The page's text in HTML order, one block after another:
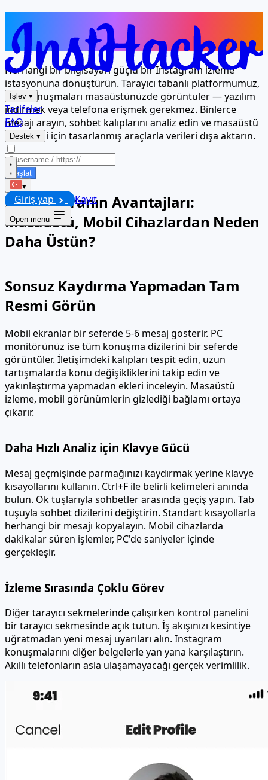
İşlev ▾
Tarifeler
FAQ
Destek ▾
▾
Giriş yap Kayıt
Open menu
Bilgisayarınız Artık Bir Instagram
Mesaj Görüntüleyicisi
Herhangi bir bilgisayarı güçlü bir Instagram izleme
istasyonuna dönüştürün. Tarayıcı tabanlı platformumuz,
özel konuşmaları masaüstünüzde görüntüler — yazılım
indirmek veya telefona erişmek gerekmez. Binlerce
mesajı arayın, sohbet kalıplarını analiz edin ve masaüstü
verimliliği için tasarlanmış araçlarla verileri dışa aktarın.
Başlat
Büyük Ekranın Avantajları:
Masaüstü, Mobil Cihazlardan Neden
Daha Üstün?
Sonsuz Kaydırma Yapmadan Tam
Resmi Görün
Mobil ekranlar bir seferde 5-6 mesaj gösterir. PC
monitörünüz ise tüm konuşma dizilerini bir seferde
görüntüler. İletişimdeki kalıpları tespit edin, uzun
tartışmalarda konu değişikliklerini takip edin ve
yakınlaştırma yapmadan ekleri inceleyin. Masaüstü
izleme, mobil görünümlerin gizlediği bağlamı ortaya
çıkarır.
Daha Hızlı Analiz için Klavye Gücü
Mesaj geçmişinde parmağınızı kaydırmak yerine klavye
kısayollarını kullanın. Ctrl+F ile belirli kelimeleri anında
bulun. Ok tuşlarıyla sohbetler arasında geçiş yapın. Tab
tuşuyla sohbet dizilerini değiştirin. Standart kısayollarla
herhangi bir mesajı kopyalayın. Mobil cihazlarda
dakikalar süren işlemler, PC'de saniyeler içinde
gerçekleşir.
İzleme Sırasında Çoklu Görev
Diğer tarayıcı sekmelerinde çalışırken kontrol panelini
bir tarayıcı sekmesinde açık tutun. İş akışınızı kesintiye
uğratmadan yeni mesaj uyarıları alın. Instagram
konuşmalarını diğer belgelerle yan yana karşılaştırın.
Akıllı telefonların asla ulaşamayacağı gerçek verimlilik.